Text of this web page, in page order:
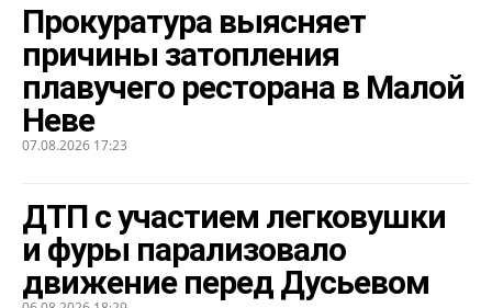
Прокуратура выясняет
причины затопления
плавучего ресторана в Малой
Неве
07.08.2026 17:23
ДТП с участием легковушки
и фуры парализовало
движение перед Дусьевом